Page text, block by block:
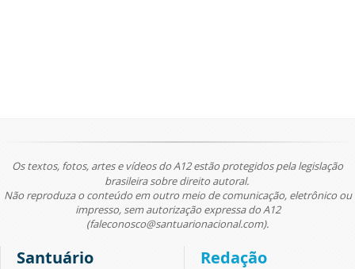
Os textos, fotos, artes e vídeos do A12 estão protegidos pela legislação
brasileira sobre direito autoral.
Não reproduza o conteúdo em outro meio de comunicação, eletrônico ou
impresso, sem autorização expressa do A12
(faleconosco@santuarionacional.com).
Santuário Redação